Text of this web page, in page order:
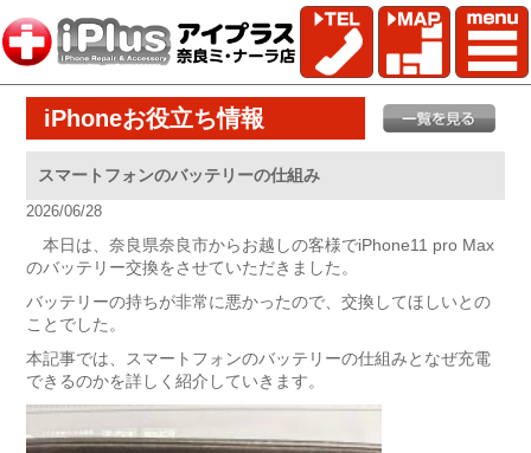
iPhoneお役立ち情報
スマートフォンのバッテリーの仕組み
2026/06/28
本日は、奈良県奈良市からお越しの客様でiPhone11 pro Max
のバッテリー交換をさせていただきました。
バッテリーの持ちが非常に悪かったので、交換してほしいとの
ことでした。
本記事では、スマートフォンのバッテリーの仕組みとなぜ充電
できるのかを詳しく紹介していきます。